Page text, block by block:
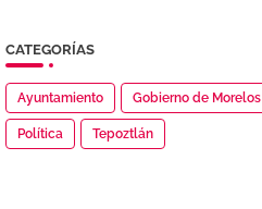
CATEGORÍAS
Ayuntamiento Gobierno de Morelos
Política Tepoztlán